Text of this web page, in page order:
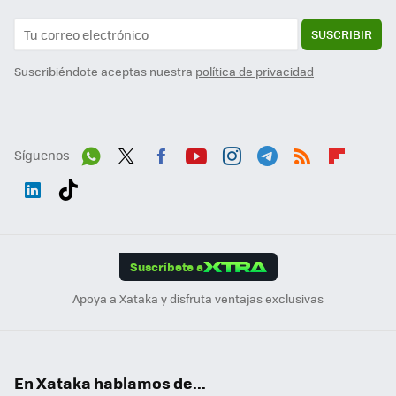
SUSCRIBIR
Suscribiéndote aceptas nuestra política de privacidad
Síguenos
Suscríbete a
Apoya a Xataka y disfruta ventajas exclusivas
En Xataka hablamos de...